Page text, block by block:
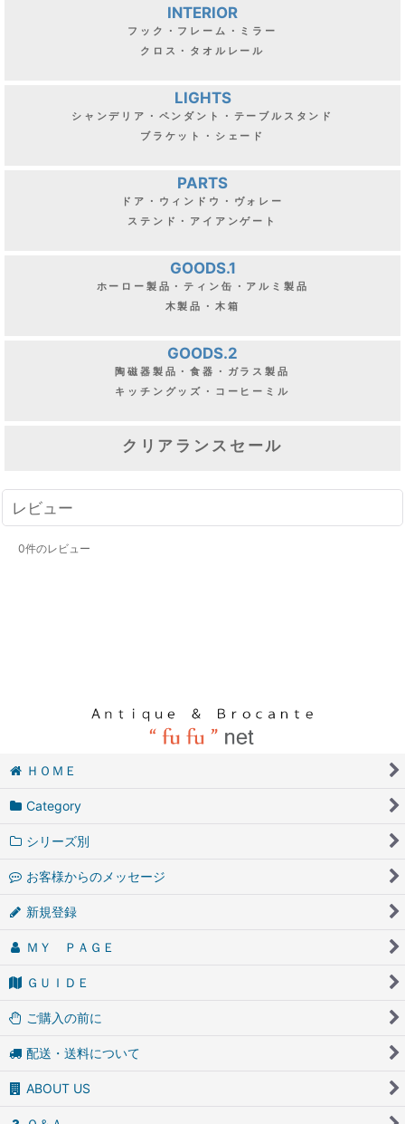
INTERIOR
フック・フレーム・ミラー
クロス・タオルレール
LIGHTS
シャンデリア・ペンダント・テーブルスタンド
ブラケット・シェード
PARTS
ドア・ウィンドウ・ヴォレー
ステンド・アイアンゲート
GOODS.1
ホーロー製品・ティン缶・アルミ製品
木製品・木箱
GOODS.2
陶磁器製品・食器・ガラス製品
キッチングッズ・コーヒーミル
クリアランスセール
レビュー
0件のレビュー
ＨＯＭＥ
Category
シリーズ別
お客様からのメッセージ
新規登録
ＭＹ ＰＡＧＥ
ＧＵＩＤＥ
ご購入の前に
配送・送料について
ABOUT US